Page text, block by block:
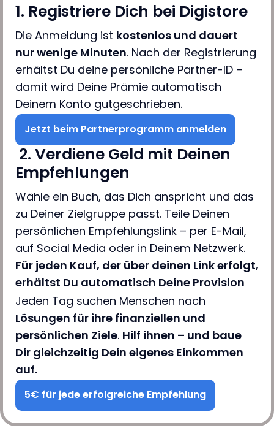
1. Registriere Dich bei Digistore
Die Anmeldung ist kostenlos und dauert
nur wenige Minuten. Nach der Registrierung
erhältst Du deine persönliche Partner-ID –
damit wird Deine Prämie automatisch
Deinem Konto gutgeschrieben.
Jetzt beim Partnerprogramm anmelden
2. Verdiene Geld mit Deinen
Empfehlungen
Wähle ein Buch, das Dich anspricht und das
zu Deiner Zielgruppe passt. Teile Deinen
persönlichen Empfehlungslink – per E-Mail,
auf Social Media oder in Deinem Netzwerk.
Für jeden Kauf, der über deinen Link erfolgt,
erhältst Du automatisch Deine Provision
Jeden Tag suchen Menschen nach
Lösungen für ihre finanziellen und
persönlichen Ziele. Hilf ihnen – und baue
Dir gleichzeitig Dein eigenes Einkommen
auf.
5€ für jede erfolgreiche Empfehlung